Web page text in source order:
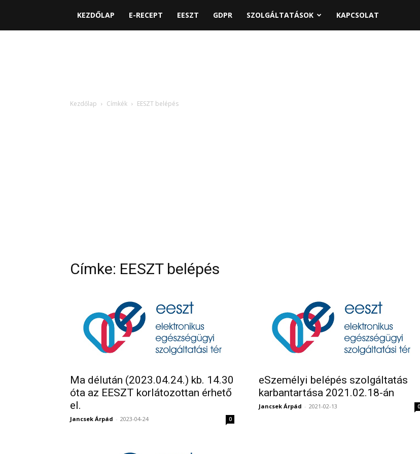
KEZDŐLAP E-RECEPT EESZT GDPR SZOLGÁLTATÁSOK KAPCSOLAT
Kezdőlap Címkék EESZT belépés
Címke: EESZT belépés
Ma délután (2023.04.24.) kb. 14.30
óta az EESZT korlátozottan érhető
el.
Jancsek Árpád - 2023-04-24 0
eSzemélyi belépés szolgáltatás
karbantartása 2021.02.18-án
Jancsek Árpád - 2021-02-13 0